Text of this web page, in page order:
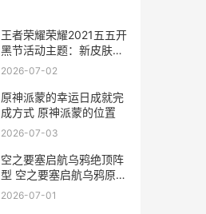
王者荣耀荣耀2021五五开
黑节活动主题：新皮肤
+神奇商店+珍宝阁+返场
2026-07-02
原神派蒙的幸运日成就完
成方式 原神派蒙的位置
2026-07-03
空之要塞启航乌鸦绝顶阵
型 空之要塞启航乌鸦原型
机
2026-07-01